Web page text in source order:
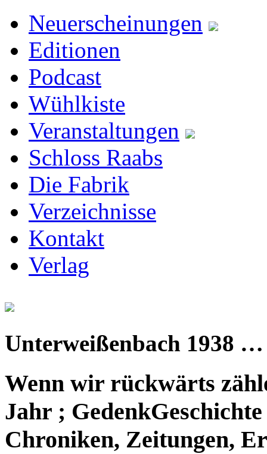
Neuerscheinungen
Editionen
Podcast
Wühlkiste
Veranstaltungen
Schloss Raabs
Die Fabrik
Verzeichnisse
Kontakt
Verlag
Unterweißenbach 1938 …
Wenn wir rückwärts
Jahr ;
Chroniken, Zeitungen,